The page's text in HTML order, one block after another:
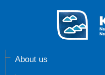
About us